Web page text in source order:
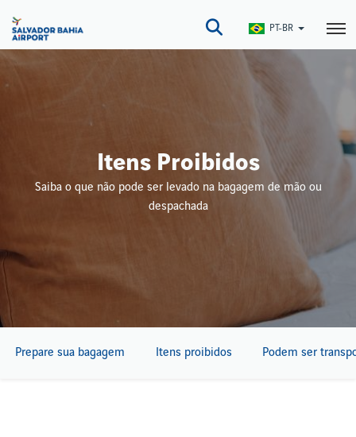
para
o
conteúdo
principal
PT-BR
Itens Proibidos
Saiba o que não pode ser levado na bagagem de mão ou
despachada
Prepare sua bagagem Itens proibidos Podem ser